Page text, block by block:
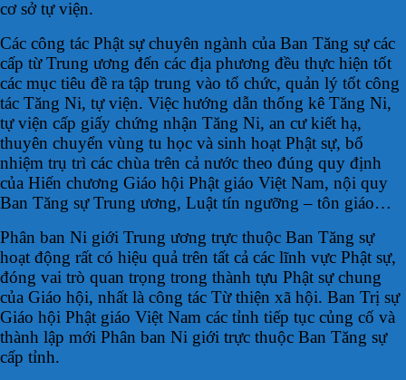
cơ sở tự viện.
Các công tác Phật sự chuyên ngành của Ban Tăng sự các
cấp từ Trung ương đến các địa phương đều thực hiện tốt
các mục tiêu đề ra tập trung vào tổ chức, quản lý tốt công
tác Tăng Ni, tự viện. Việc hướng dẫn thống kê Tăng Ni,
tự viện cấp giấy chứng nhận Tăng Ni, an cư kiết hạ,
thuyên chuyển vùng tu học và sinh hoạt Phật sự, bổ
nhiệm trụ trì các chùa trên cả nước theo đúng quy định
của Hiến chương Giáo hội Phật giáo Việt Nam, nội quy
Ban Tăng sự Trung ương, Luật tín ngưỡng – tôn giáo…
Phân ban Ni giới Trung ương trực thuộc Ban Tăng sự
hoạt động rất có hiệu quả trên tất cả các lĩnh vực Phật sự,
đóng vai trò quan trọng trong thành tựu Phật sự chung
của Giáo hội, nhất là công tác Từ thiện xã hội. Ban Trị sự
Giáo hội Phật giáo Việt Nam các tỉnh tiếp tục củng cố và
thành lập mới Phân ban Ni giới trực thuộc Ban Tăng sự
cấp tỉnh.